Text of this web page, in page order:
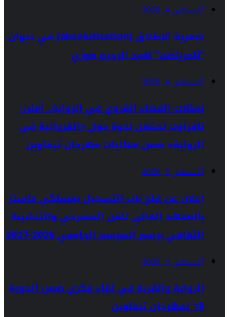
أغسطس 4, 2026
شعرية الإطلاق (absolutisation) في ديوان
“ثاحرياضت” لعبد الرحيم فوزي
أغسطس 4, 2026
تمثلات الفضاء القروي في الرواية.. أملن-
تافراوت تحتضن ندوة حول «القروانية في
الرواية» ضمن فعاليات مهرجان تيفاوين
أغسطس 3, 2026
إعلان عن فتح باب التسجيل بمسلكي ماستر
بالمعهد العالي للفن المسرحي والتنشيط
الثقافي برسم الموسم الجامعي 2026-2027
أغسطس 3, 2026
الرواية والقرية في لقاء فكري ضمن الدورة
18 لمهرجان تيفاوين